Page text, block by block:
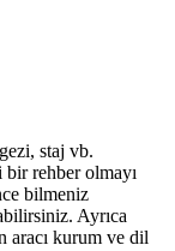
staj vb.
rehber olmayı
bilmeniz
Ayrıca
aracı kurum ve dil